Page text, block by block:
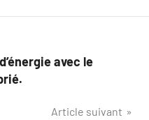
avec le
Article suivant